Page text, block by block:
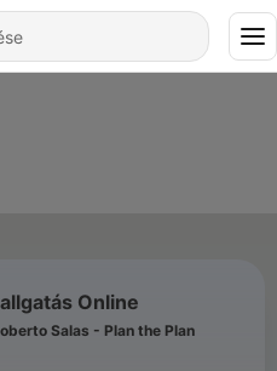
Online
Salas - Plan the Plan